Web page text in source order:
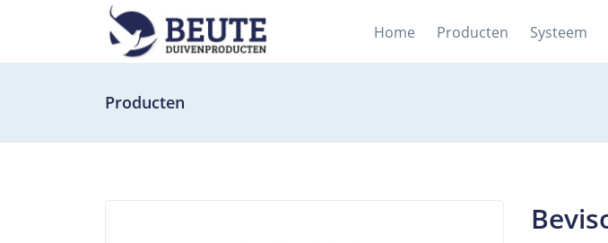
Home Producten Systeem
Producten